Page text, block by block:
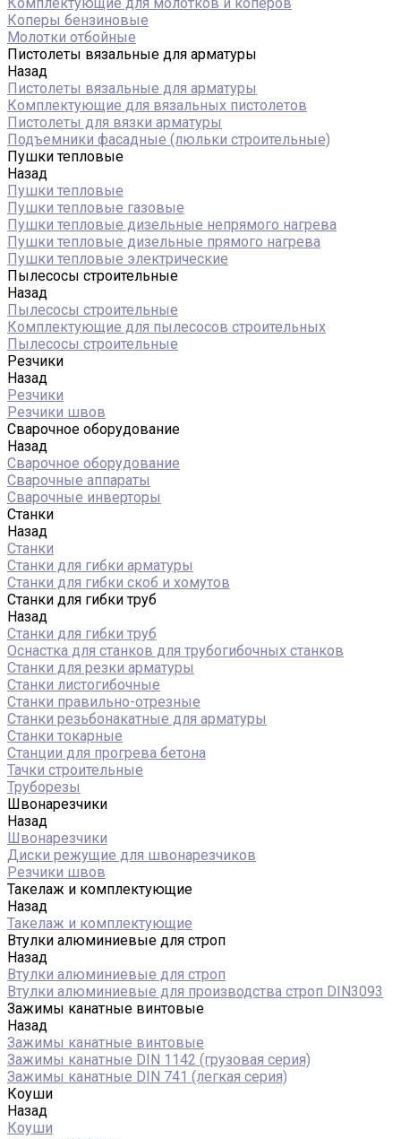
Коперы бензиновые
Молотки отбойные
Пистолеты вязальные для арматуры
Назад
Пистолеты вязальные для арматуры
Комплектующие для вязальных пистолетов
Пистолеты для вязки арматуры
Подъемники фасадные (люльки строительные)
Пушки тепловые
Назад
Пушки тепловые
Пушки тепловые газовые
Пушки тепловые дизельные непрямого нагрева
Пушки тепловые дизельные прямого нагрева
Пушки тепловые электрические
Пылесосы строительные
Назад
Пылесосы строительные
Комплектующие для пылесосов строительных
Пылесосы строительные
Резчики
Назад
Резчики
Резчики швов
Сварочное оборудование
Назад
Сварочное оборудование
Сварочные аппараты
Сварочные инверторы
Станки
Назад
Станки
Станки для гибки арматуры
Станки для гибки скоб и хомутов
Станки для гибки труб
Назад
Станки для гибки труб
Оснастка для станков для трубогибочных станков
Станки для резки арматуры
Станки листогибочные
Станки правильно-отрезные
Станки резьбонакатные для арматуры
Станки токарные
Станции для прогрева бетона
Тачки строительные
Труборезы
Швонарезчики
Назад
Швонарезчики
Диски режущие для швонарезчиков
Резчики швов
Такелаж и комплектующие
Назад
Такелаж и комплектующие
Втулки алюминиевые для строп
Назад
Втулки алюминиевые для строп
Втулки алюминиевые для производства строп DIN3093
Зажимы канатные винтовые
Назад
Зажимы канатные винтовые
Зажимы канатные DIN 1142 (грузовая серия)
Зажимы канатные DIN 741 (легкая серия)
Коуши
Назад
Коуши